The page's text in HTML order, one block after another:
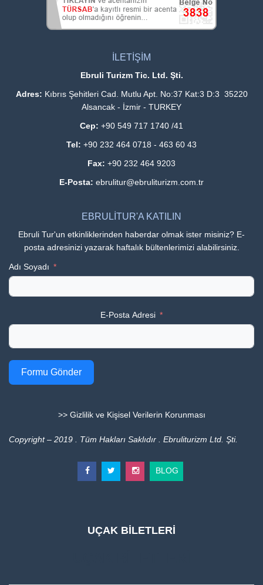
İLETİŞİM
Ebruli Turizm Tic. Ltd. Şti.
Adres: Kıbrıs Şehitleri Cad. Mutlu Apt. No:37 Kat:3 D:3 35220
Alsancak - İzmir - TURKEY
Cep: +90 549 717 1740 /41
Tel: +90 232 464 0718 - 463 60 43
Fax: +90 232 464 9203
E-Posta: ebrulitur@ebruliturizm.com.tr
EBRULİTUR'A KATILIN
Ebruli Tur'un etkinliklerinden haberdar olmak ister misiniz? E-
posta adresinizi yazarak haftalık bültenlerimizi alabilirsiniz.
Adı Soyadı
E-Posta Adresi
Formu Gönder
>> Gizlilik ve Kişisel Verilerin Korunması
Copyright – 2019 . Tüm Hakları Saklıdır . Ebruliturizm Ltd. Şti.
BLOG
UÇAK BİLETLERİ